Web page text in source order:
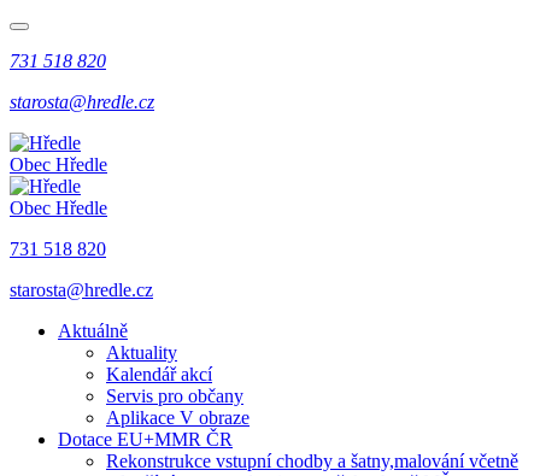
731 518 820
starosta@hredle.cz
Obec Hředle
Obec Hředle
731 518 820
starosta@hredle.cz
Aktuálně
Aktuality
Kalendář akcí
Servis pro občany
Aplikace V obraze
Dotace EU+MMR ČR
Rekonstrukce vstupní chodby a šatny,malování včetně